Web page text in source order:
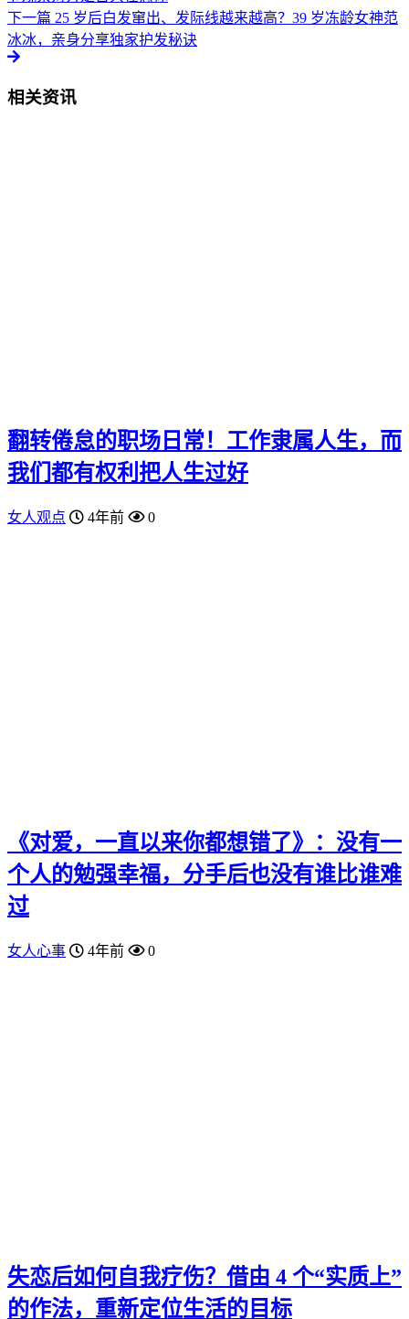
下一篇 25 岁后白发窜出、发际线越来越高？39 岁冻龄女神范
冰冰，亲身分享独家护发秘诀
相关资讯
翻转倦怠的职场日常！工作隶属人生，而
我们都有权利把人生过好
女人观点 4年前 0
《对爱，一直以来你都想错了》：没有一
个人的勉强幸福，分手后也没有谁比谁难
过
女人心事 4年前 0
失恋后如何自我疗伤？借由 4 个“实质上”
的作法，重新定位生活的目标